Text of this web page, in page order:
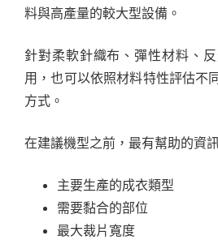
料與高產量的較大型設備。
針對柔軟針織布、彈性材料、
用，也可以依照材料特性評估不
方式。
在建議機型之前，最有幫助的資
主要生產的成衣類型
需要黏合的部位
最大裁片寬度